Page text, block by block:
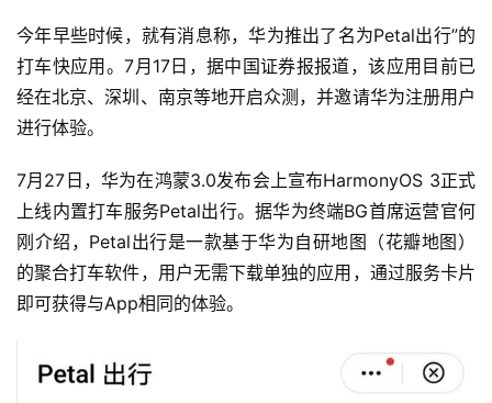
今年早些时候，就有消息称，华为推出了名为Petal出行”的
打车快应用。7月17日，据中国证券报报道，该应用目前已
经在北京、深圳、南京等地开启众测，并邀请华为注册用户
进行体验。
7月27日，华为在鸿蒙3.0发布会上宣布HarmonyOS 3正式
上线内置打车服务Petal出行。据华为终端BG首席运营官何
刚介绍，Petal出行是一款基于华为自研地图（花瓣地图）
的聚合打车软件，用户无需下载单独的应用，通过服务卡片
即可获得与App相同的体验。